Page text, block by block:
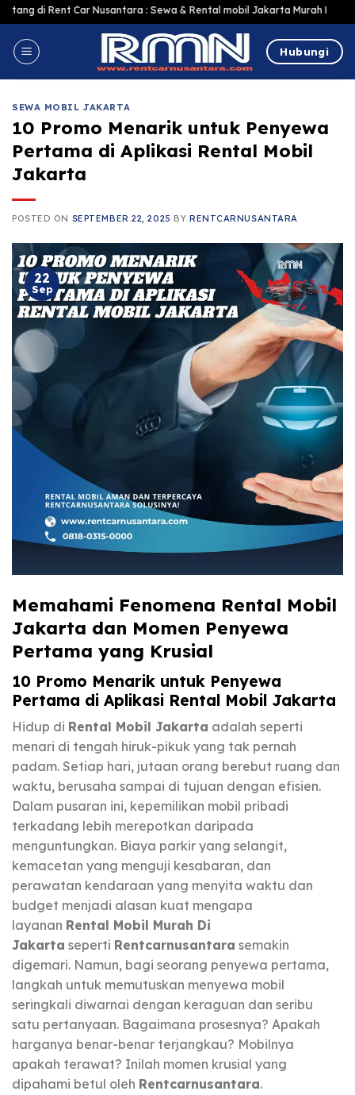
Skip
to
content
Car Nusantara : Sewa & Rental mobil Jakarta Murah Harga
Hubungi
SEWA MOBIL JAKARTA
10 Promo Menarik untuk Penyewa
Pertama di Aplikasi Rental Mobil
Jakarta
POSTED ON SEPTEMBER 22, 2025 BY RENTCARNUSANTARA
22
Sep
Memahami Fenomena Rental Mobil
Jakarta dan Momen Penyewa
Pertama yang Krusial
10 Promo Menarik untuk Penyewa
Pertama di Aplikasi Rental Mobil Jakarta
Hidup di Rental Mobil Jakarta adalah seperti
menari di tengah hiruk-pikuk yang tak pernah
padam. Setiap hari, jutaan orang berebut ruang dan
waktu, berusaha sampai di tujuan dengan efisien.
Dalam pusaran ini, kepemilikan mobil pribadi
terkadang lebih merepotkan daripada
menguntungkan. Biaya parkir yang selangit,
kemacetan yang menguji kesabaran, dan
perawatan kendaraan yang menyita waktu dan
budget menjadi alasan kuat mengapa
layanan Rental Mobil Murah Di
Jakarta seperti Rentcarnusantara semakin
digemari. Namun, bagi seorang penyewa pertama,
langkah untuk memutuskan menyewa mobil
seringkali diwarnai dengan keraguan dan seribu
satu pertanyaan. Bagaimana prosesnya? Apakah
harganya benar-benar terjangkau? Mobilnya
apakah terawat? Inilah momen krusial yang
dipahami betul oleh Rentcarnusantara.